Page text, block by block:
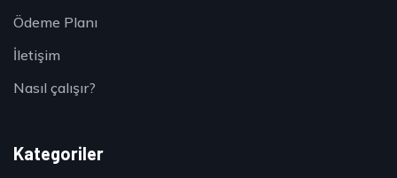
Ödeme Planı
İletişim
Nasıl çalışır?
Kategoriler